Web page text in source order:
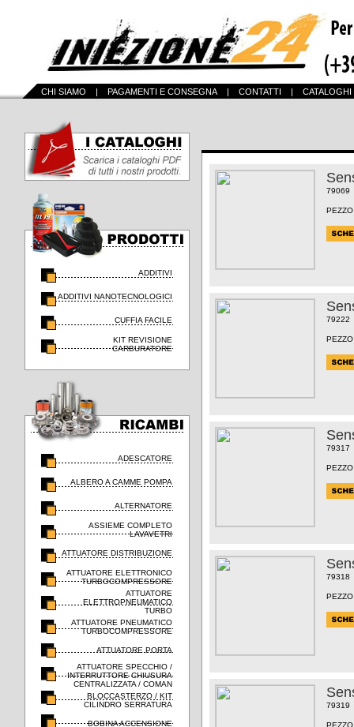
CHI SIAMO | PAGAMENTI E CONSEGNA| CONTATTI | CATALOGHI
ADDITIVI
ADDITIVI NANOTECNOLOGICI
CUFFIA FACILE
KIT REVISIONE
CARBURATORE
ADESCATORE
ALBERO A CAMME POMPA
ALTERNATORE
ASSIEME COMPLETO
LAVAVETRI
ATTUATORE DISTRIBUZIONE
ATTUATORE ELETTRONICO
TURBOCOMPRESSORE
ATTUATORE
ELETTROPNEUMATICO
TURBO
ATTUATORE PNEUMATICO
TURBOCOMPRESSORE
ATTUATORE PORTA
ATTUATORE SPECCHIO /
INTERRUTTORE CHIUSURA
CENTRALIZZATA / COMAN
BLOCCASTERZO / KIT
CILINDRO SERRATURA
BOBINA ACCENSIONE
79069
79222
79317
79318
79319